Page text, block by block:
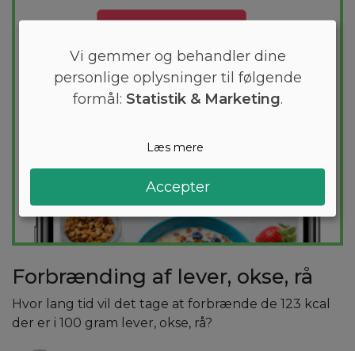
Forbrænding af lever, okse, rå
Hvor lang tid vil det tage at forbrænde de 123 kcal
der er i 100 gram lever, okse, rå?
Vi gemmer og behandler dine
personlige oplysninger til følgende
formål: Statistik & Marketing.
Læs mere
Accepter